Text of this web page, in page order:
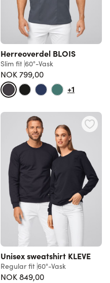
Herreoverdel BLOIS
Slim fit 60°-Vask
NOK 799,00
+1
Unisex sweatshirt KLEVE
Regular fit 60°-Vask
NOK 849,00